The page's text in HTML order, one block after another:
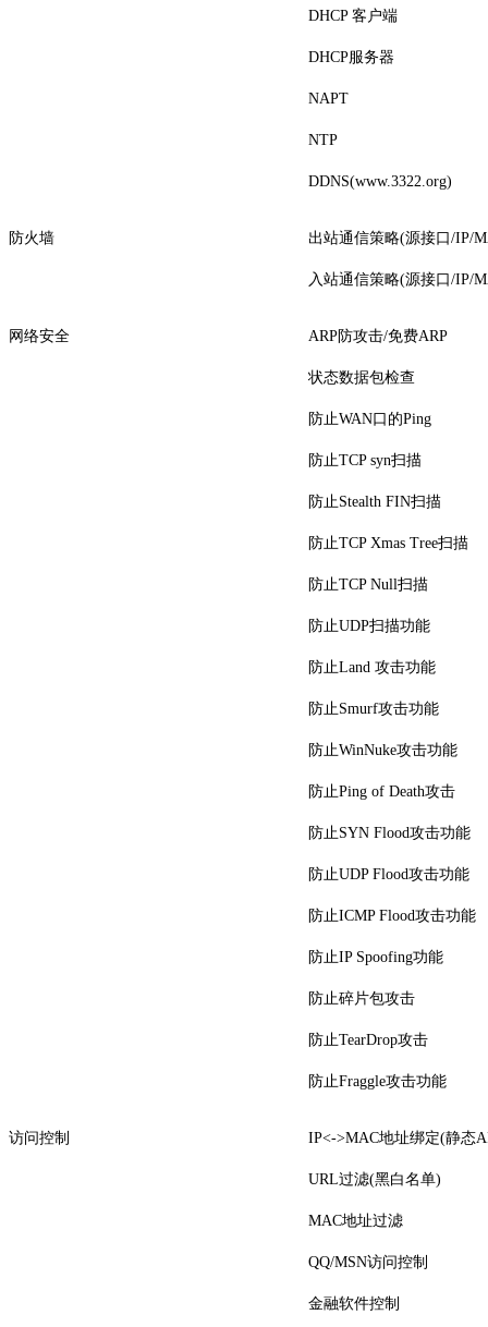
DHCP 客户端
DHCP服务器
NAPT
NTP
DDNS(www.3322.org)
防火墙 出站通信策略(源接口/IP/
入站通信策略(源接口/IP/
网络安全 ARP防攻击/免费ARP
状态数据包检查
防止WAN口的Ping
防止TCP syn扫描
防止Stealth FIN扫描
防止TCP Xmas Tree扫描
防止TCP Null扫描
防止UDP扫描功能
防止Land 攻击功能
防止Smurf攻击功能
防止WinNuke攻击功能
防止Ping of Death攻击
防止SYN Flood攻击功能
防止UDP Flood攻击功能
防止ICMP Flood攻击功能
防止IP Spoofing功能
防止碎片包攻击
防止TearDrop攻击
防止Fraggle攻击功能
访问控制 IP<->MAC地址绑定(静态
URL过滤(黑白名单)
MAC地址过滤
QQ/MSN访问控制
金融软件控制